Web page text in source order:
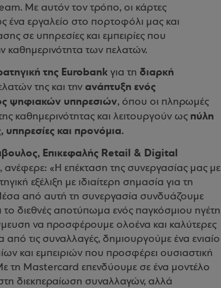
Με αυτόν τον τρόπο, οι κάρτες
εργαλείο στο πορτοφόλι μας και
σε υπηρεσίες και εμπειρίες που
καθημερινότητα των πελατών.
της Eurobank για τη διαρκή
της και την ανάπτυξη ενός
ψηφιακών υπηρεσιών, όπου οι πληρωμές
καθημερινότητας και λειτουργούν ως πύλη
υπηρεσίες και προνόμια.
Επικεφαλής Retail & Digital
, ανέφερε: «Η επέκταση της συνεργασίας μας με
εξέλιξη με ιδιαίτερη σημασία για τη
από αυτή τη συνεργασία συνδυάζουμε
το διεθνές αποτύπωμα ενός παγκόσμιου ηγέτη
να προσφέρουμε ολοένα και καλύτερες
από τις συναλλαγές, δημιουργούμε ένα ενιαίο
και εμπειριών που προσφέρει ουσιαστική
τη Mastercard επενδύουμε σε ένα μοντέλο
διεκπεραίωση συναλλαγών, αλλά